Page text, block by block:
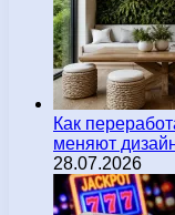
Как
меняют
28.07.2026